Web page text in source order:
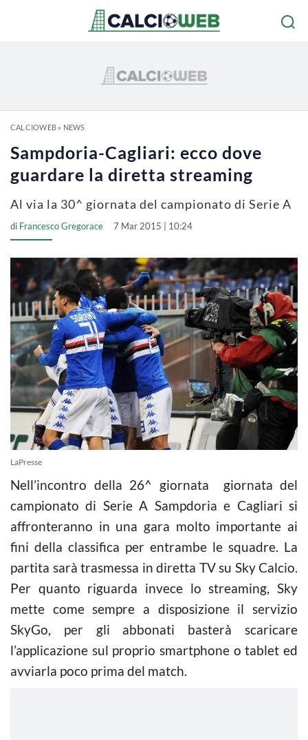
CALCIOWEB» NEWS
Sampdoria-Cagliari: ecco dove
guardare la diretta streaming
Al via la 30^ giornata del campionato di Serie A
di Francesco Gregorace 7 Mar 2015 | 10:24
LaPresse
Nell’incontro della 26^ giornata giornata del
campionato di Serie A Sampdoria e Cagliari si
affronteranno in una gara molto importante ai
fini della classifica per entrambe le squadre. La
partita sarà trasmessa in diretta TV su Sky Calcio.
Per quanto riguarda invece lo streaming, Sky
mette come sempre a disposizione il servizio
SkyGo, per gli abbonati basterà scaricare
l’applicazione sul proprio smartphone o tablet ed
avviarla poco prima del match.